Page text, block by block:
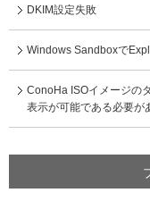
DKIM設定失敗
Windows Sandboxで
ConoHa ISOイメージの
表示が可能である必要が